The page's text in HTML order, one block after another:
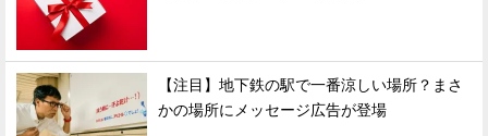
【注目】地下鉄の駅で一番涼しい場所？まさ
かの場所にメッセージ広告が登場